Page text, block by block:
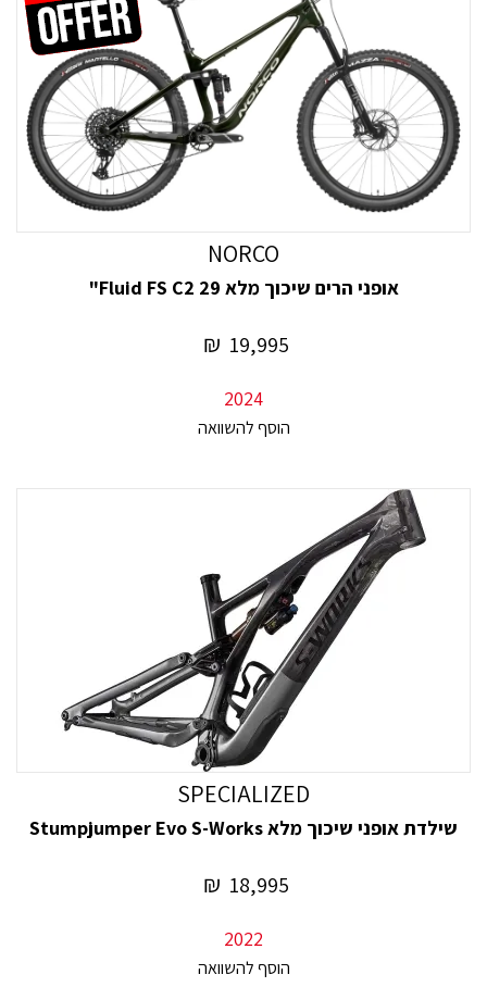
NORCO
אופני הרים שיכוך מלא Fluid FS C2 29"
19,995
₪
2024
SPECIALIZED
שילדת אופני שיכוך מלא Stumpjumper Evo S-Works
18,995
₪
2022